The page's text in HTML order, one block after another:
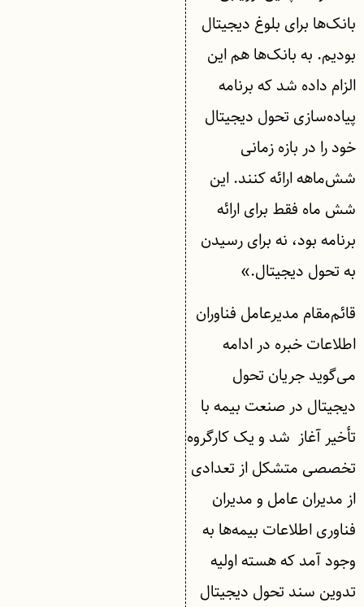
بانک‌ها برای بلوغ دیجیتال
بودیم. به بانک‌ها هم این
الزام داده شد که برنامه
پیاده‌سازی تحول دیجیتال
خود را در بازه زمانی
شش‌ماهه ارائه کنند. این
شش ماه فقط برای ارائه
برنامه بود، نه برای رسیدن
به تحول دیجیتال.»
قائم‌مقام مدیرعامل فناوران
اطلاعات خبره در ادامه
می‌گوید جریان تحول
دیجیتال در صنعت بیمه با
تأخیر آغاز شد و یک کارگروه
تخصصی متشکل از تعدادی
از مدیران عامل و مدیران
فناوری اطلاعات بیمه‌ها به
وجود آمد که هسته اولیه
تدوین سند تحول دیجیتال